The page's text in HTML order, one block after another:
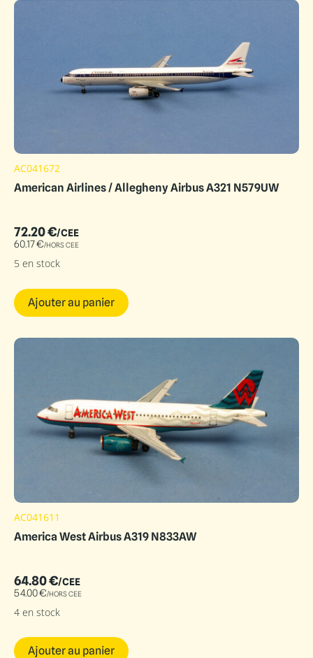
AC041672
American Airlines / Allegheny Airbus A321 N579UW
72.20€/CEE
60.17€/HORS CEE
5 en stock
Ajouter au panier
AC041611
America West Airbus A319 N833AW
64.80€/CEE
54.00€/HORS CEE
4 en stock
Ajouter au panier